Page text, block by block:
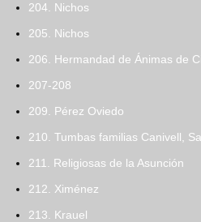
204. Nichos
205. Nichos
206. Hermandad de Ánimas de
207-208
209. Pérez Oviedo
210. Tumbas familias Canivell,
211. Religiosas de la Asunción
212. Ximénez
213. Krauel